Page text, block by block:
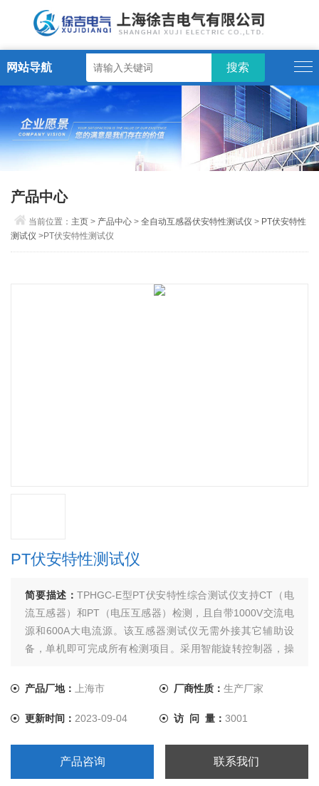
网站导航
产品中心
当前位置： 主页 > 产品中心 >全自动互感器伏安特性测试仪 > PT伏安特性
测试仪 >PT伏安特性测试仪
PT伏安特性测试仪
简要描述：TPHGC-E型PT伏安特性综合测试仪支持CT（电
流互感器）和PT（电压互感器）检测，且自带1000V交流电
源和600A大电流源。该互感器测试仪无需外接其它辅助设
备，单机即可完成所有检测项目。采用智能旋转控制器，操
面。按规程自动给出（伏安特性）拐点电压和电流。自动计
1000组测试数据，
产品厂地：上海市 厂商性质： 生产厂家
更新时间：2023-09-04 访 问 量： 3001
产品咨询 联系我们